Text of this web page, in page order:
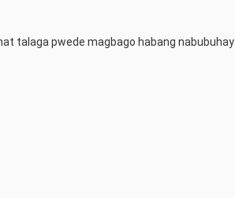
talaga pwede magbago habang nabubuhay